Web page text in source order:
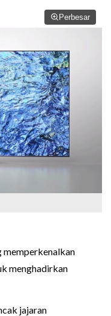
Perbesar
memperkenalkan
menghadirkan
jajaran